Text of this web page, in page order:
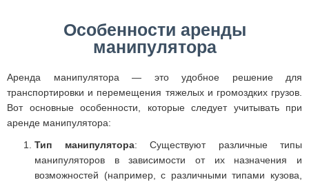
Особенности аренды
манипулятора
Аренда манипулятора — это удобное решение для
транспортировки и перемещения тяжелых и громоздких грузов.
Вот основные особенности, которые следует учитывать при
аренде манипулятора:
Тип манипулятора: Существуют различные типы
манипуляторов в зависимости от их назначения и
возможностей (например, с различными типами кузова,